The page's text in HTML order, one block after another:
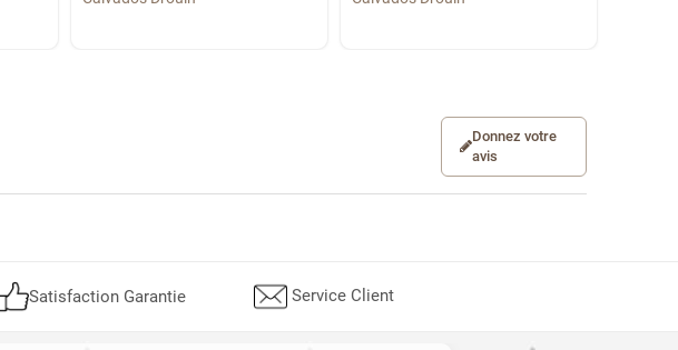
Donnez votre
avis
Satisfaction Garantie Service Client